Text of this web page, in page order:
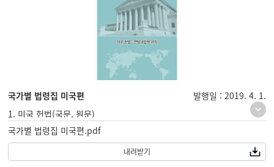
국가별 법령집 미국편
발행일 : 2019. 4. 1.
1. 미국 헌법(국문, 원문)
2. 연방대법원 규칙(국문, 원문)
국가별 법령집 미국편.pdf
내려받기